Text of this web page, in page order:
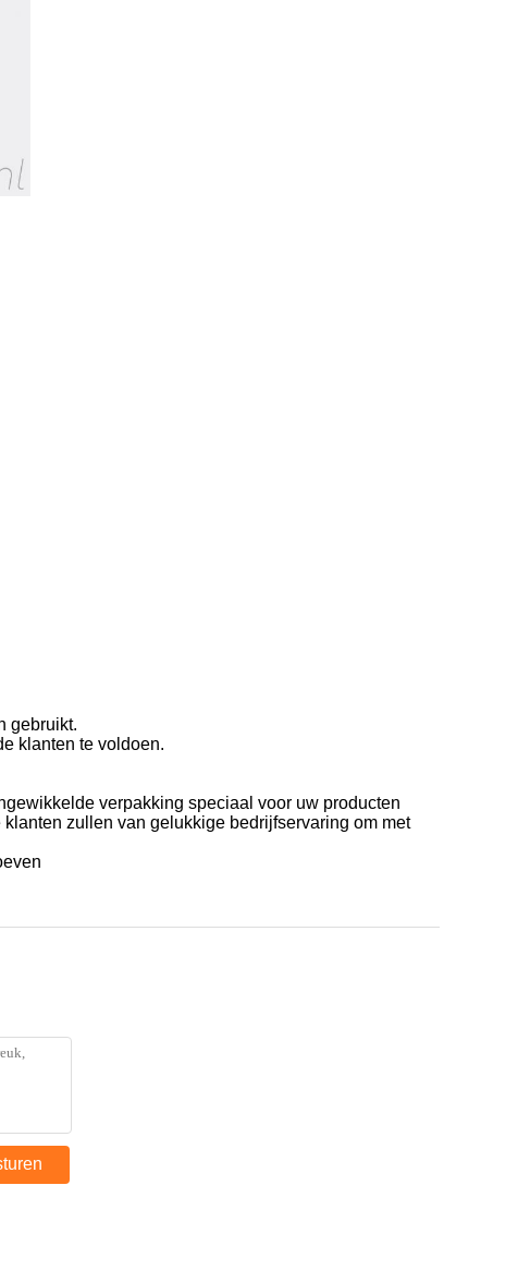
gebruikt.
klanten te voldoen.
verpakking speciaal voor uw producten
zullen van gelukkige bedrijfservaring om met